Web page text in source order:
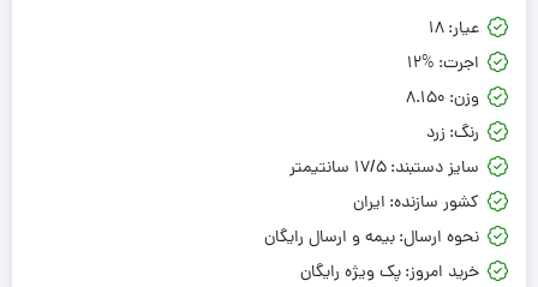
عیار:18
اجرت: 12%
وزن: 8.150
رنگ: زرد
سایز دستبند:17/5 سانتیمتر
کشور سازنده: ایران
نحوه ارسال:بیمه و ارسال رایگان
خرید امروز:پک ویژه رایگان